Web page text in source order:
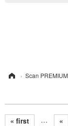
› Scan
« first … «